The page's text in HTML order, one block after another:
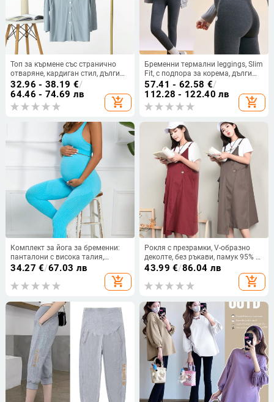
Топ за кърмене със странично
отваряне, кардиган стил, дълги
ръкави, малък ревера, подходящ
за всички сезони, влакна от
регенерирана целулоза (модал)
32.96 - 38.19 €/
64.46 - 74.69 лв
add_shopping_cart
Бременни термални leggings, Slim
Fit, с подпора за корема, дълги
панталони, 95% дълговълнест
памук, есен 2025
57.41 - 62.58 €/
112.28 - 122.40 лв
add_shopping_cart
Комплект за йога за бременни:
панталони с висока талия,
безшевни, найлон/еластан 30–
34.27 €/67.03 лв
add_shopping_cart
Рокля с презрамки, V-образно
деколте, без ръкави, памук 95% +
полиестер, midi дължина
43.99 €/86.04 лв
add_shopping_cart